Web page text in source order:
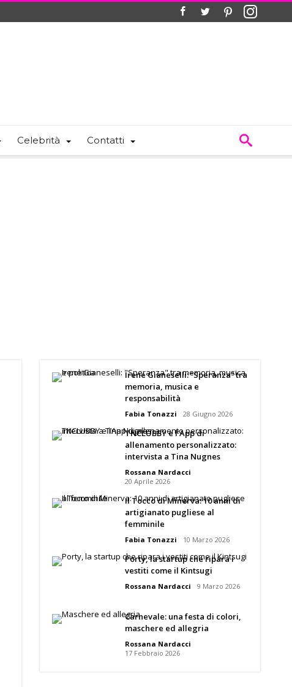
Celebrità Contatti
Irene Gianeselli: “Speranza” tra
memoria, musica e
responsabilità
Fabia Tonazzi 28 Giugno 2026
TNCLUBBY e l’App di
allenamento personalizzato:
intervista a Tina Nugnes
Rossana Nardacci
20 Aprile 2026
Il Tocco di Minerva: 10 anni di
artigianato pugliese al
femminile
Fabia Tonazzi 10 Marzo 2026
Porty, la startup che ripara i
vestiti come il Kintsugi
Rossana Nardacci 9 Marzo 2026
Carnevale: una festa di colori,
maschere ed allegria
Rossana Nardacci
17 Febbraio 2026